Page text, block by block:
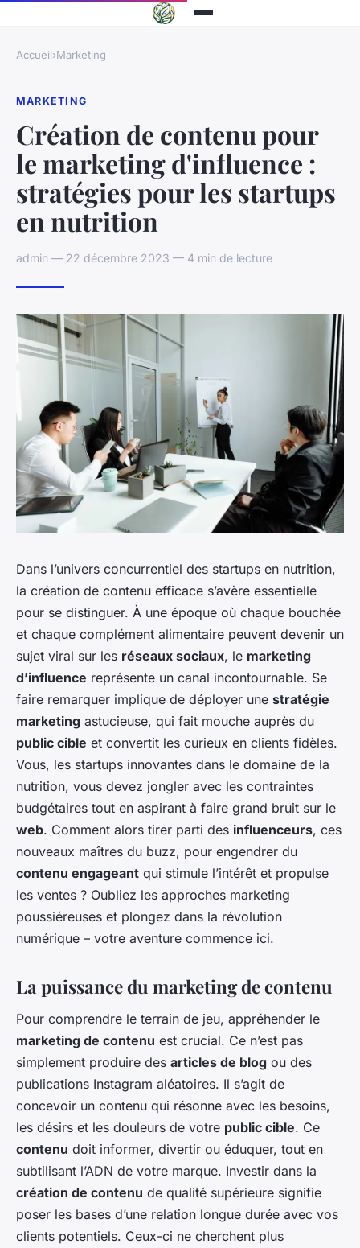
Accueil›Marketing
MARKETING
Création de contenu pour
le marketing d'influence :
stratégies pour les startups
en nutrition
admin — 22 décembre 2023 — 4 min de lecture
Dans l’univers concurrentiel des startups en nutrition,
la création de contenu efficace s’avère essentielle
pour se distinguer. À une époque où chaque bouchée
et chaque complément alimentaire peuvent devenir un
sujet viral sur les réseaux sociaux, le marketing
d’influence représente un canal incontournable. Se
faire remarquer implique de déployer une stratégie
marketing astucieuse, qui fait mouche auprès du
public cible et convertit les curieux en clients fidèles.
Vous, les startups innovantes dans le domaine de la
nutrition, vous devez jongler avec les contraintes
budgétaires tout en aspirant à faire grand bruit sur le
web. Comment alors tirer parti des influenceurs, ces
nouveaux maîtres du buzz, pour engendrer du
contenu engageant qui stimule l’intérêt et propulse
les ventes ? Oubliez les approches marketing
poussiéreuses et plongez dans la révolution
numérique – votre aventure commence ici.
La puissance du marketing de contenu
Pour comprendre le terrain de jeu, appréhender le
marketing de contenu est crucial. Ce n’est pas
simplement produire des articles de blog ou des
publications Instagram aléatoires. Il s’agit de
concevoir un contenu qui résonne avec les besoins,
les désirs et les douleurs de votre public cible. Ce
contenu doit informer, divertir ou éduquer, tout en
subtilisant l’ADN de votre marque. Investir dans la
création de contenu de qualité supérieure signifie
poser les bases d’une relation longue durée avec vos
clients potentiels. Ceux-ci ne cherchent plus